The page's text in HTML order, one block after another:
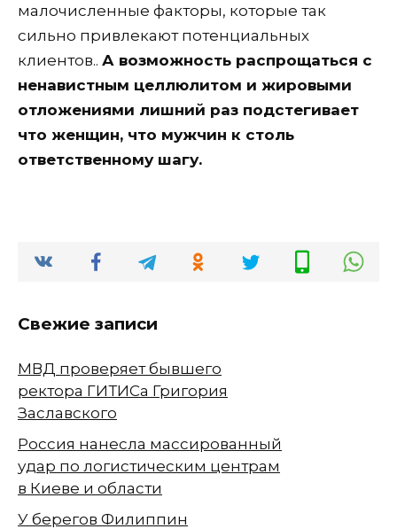
малочисленные факторы, которые так
сильно привлекают потенциальных
клиентов.. А возможность распрощаться с
ненавистным целлюлитом и жировыми
отложениями лишний раз подстегивает
что женщин, что мужчин к столь
ответственному шагу.
Свежие записи
МВД проверяет бывшего
ректора ГИТИСа Григория
Заславского
Россия нанесла массированный
удар по логистическим центрам
в Киеве и области
У берегов Филиппин